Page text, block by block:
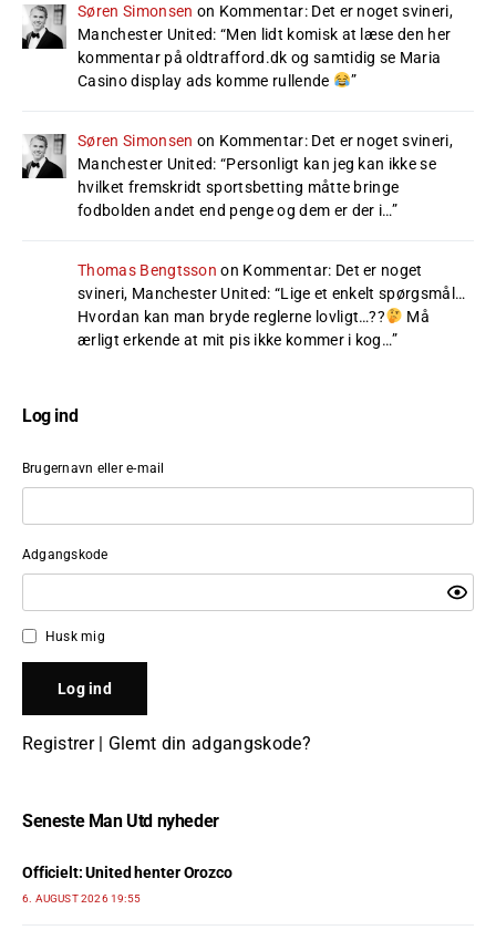
Søren Simonsen on Kommentar: Det er noget svineri,
Manchester United: “Men lidt komisk at læse den her
kommentar på oldtrafford.dk og samtidig se Maria
Casino display ads komme rullende
”
Søren Simonsen on Kommentar: Det er noget svineri,
Manchester United: “Personligt kan jeg kan ikke se
hvilket fremskridt sportsbetting måtte bringe
fodbolden andet end penge og dem er der i…”
Thomas Bengtsson on Kommentar: Det er noget
svineri, Manchester United: “Lige et enkelt spørgsmål…
Hvordan kan man bryde reglerne lovligt…??
Må
ærligt erkende at mit pis ikke kommer i kog…”
Log ind
Brugernavn eller e-mail
Adgangskode
Husk mig
Registrer| Glemt din adgangskode?
Seneste Man Utd nyheder
Officielt: United henter Orozco
6. AUGUST 2026 19:55